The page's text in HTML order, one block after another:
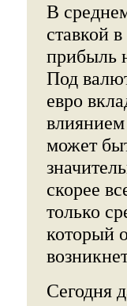
В
ставкой
прибыль
Под
евро
может
скорее
только
который
Сегодня